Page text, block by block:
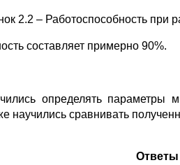
2.2 – Работоспособность при
составляет примерно 90%.
определять
научились сравнивать